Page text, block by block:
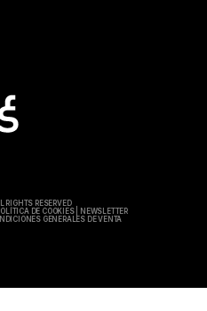
RIGHTS RESERVED
DE COOKIES|
NEWSLETTER
GENERALES DE VENTA